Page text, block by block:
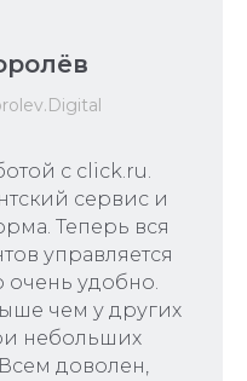
с click.ru.
сервис и
Теперь вся
управляется
очень удобно.
чем у других
небольших
доволен,